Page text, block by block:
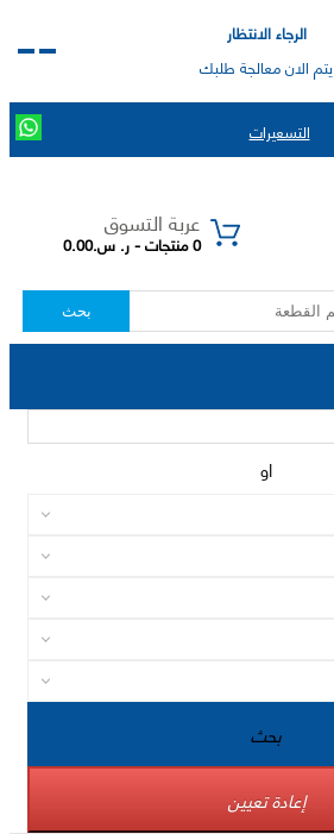
الرجاء الانتظار
يتم الان معالجة طلبك
التسعيرات
عربة التسوق
0 منتجات - ر. س.0.00
بحث
او
بحث
إعادة تعيين